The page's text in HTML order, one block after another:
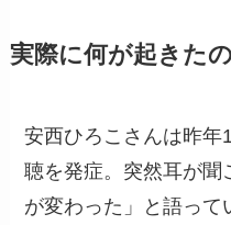
実際に何が起きた
安西ひろこさんは昨年
聴を発症。突然耳が聞
が変わった」と語って